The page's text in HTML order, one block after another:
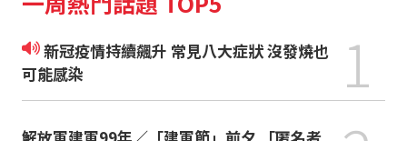
新冠疫情持續飆升 常見八大症狀 沒發燒也
可能感染
1
解放軍建軍99年／「建軍節」前夕 「匿名者